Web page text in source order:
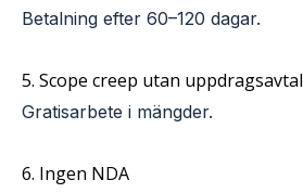
Betalning efter 60–120 dagar.
5. Scope creep utan uppdragsavtal
Gratisarbete i mängder.
6. Ingen NDA